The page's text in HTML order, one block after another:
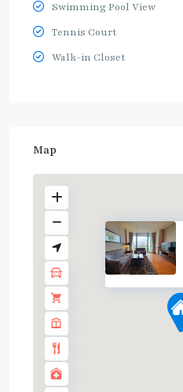
Swimming Pool View
Tennis Court
Walk-in Closet
Map
Dark
Green
(Silom)
Chong